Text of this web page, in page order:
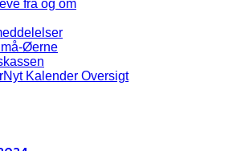
fra og om
Øerne
Kalender Oversigt